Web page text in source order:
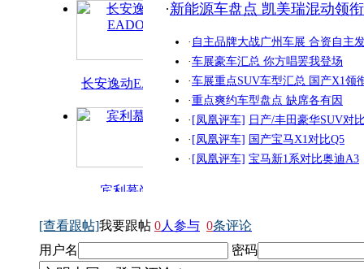
长安逸动EADO
宾利慕尚
·新能源车盘点 凯美瑞混动领衔
· 自主品牌大战广州车展 合资自主
·车展豪车汇总 你方唱罢我登场
·车展重点SUV车型汇总 国产X1领
·重点爽约车型盘点 缺席各有因
· [凤凰评车] 日产/丰田豪华SUV对
· [凤凰评车] 国产宝马X1对比Q5
· [凤凰评车] 宝马新1系对比奥迪A3
[查看跟帖]我要跟帖 0人参与 0条评论
用户名
密码